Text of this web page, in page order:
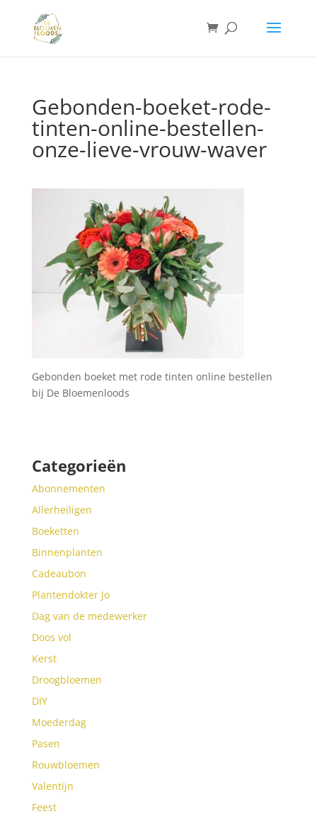
Gebonden-boeket-rode-
tinten-online-bestellen-
onze-lieve-vrouw-waver
Gebonden boeket met rode tinten online bestellen
bij De Bloemenloods
Categorieën
Abonnementen
Allerheiligen
Boeketten
Binnenplanten
Cadeaubon
Plantendokter Jo
Dag van de medewerker
Doos vol
Kerst
Droogbloemen
DIY
Moederdag
Pasen
Rouwbloemen
Valentijn
Feest